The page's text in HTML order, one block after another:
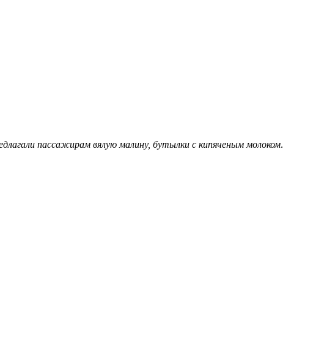
пассажирам вялую малину, бутылки с кипяченым молоком.